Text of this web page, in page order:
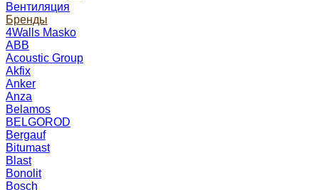
Вентиляция
Бренды
4Walls Masko
ABB
Acoustic Group
Akfix
Anker
Anza
Belamos
BELGOROD
Bergauf
Bitumast
Blast
Bonolit
Bosch